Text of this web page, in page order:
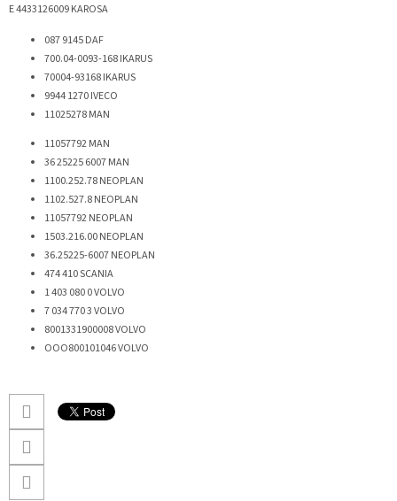
E 4433126009 KAROSA
087 9145DAF
700.04-0093-168IKARUS
70004-93168IKARUS
9944 1270IVECO
11025278MAN
11057792MAN
36 25225 6007MAN
1100.252.78NEOPLAN
1102.527.8NEOPLAN
11057792NEOPLAN
1503.216.00NEOPLAN
36.25225-6007NEOPLAN
474 410SCANIA
1 403 080 0VOLVO
7 034 770 3VOLVO
8001331900008VOLVO
OOO800101046 VOLVO